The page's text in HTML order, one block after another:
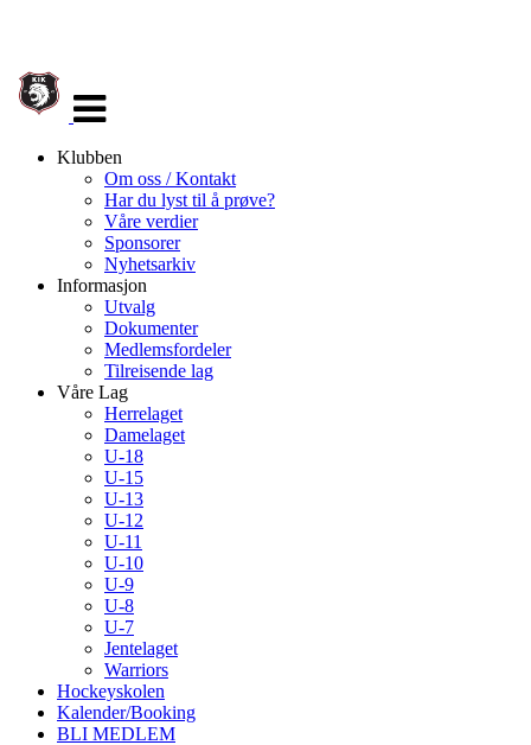
navigasjon
Klubben
Om oss / Kontakt
Har du lyst til å prøve?
Våre verdier
Sponsorer
Nyhetsarkiv
Informasjon
Utvalg
Dokumenter
Medlemsfordeler
Tilreisende lag
Våre Lag
Herrelaget
Damelaget
U-18
U-15
U-13
U-12
U-11
U-10
U-9
U-8
U-7
Jentelaget
Warriors
Hockeyskolen
Kalender/Booking
BLI MEDLEM